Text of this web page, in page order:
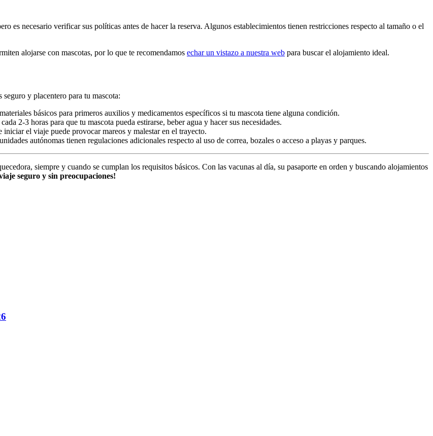
es necesario verificar sus políticas antes de hacer la reserva. Algunos establecimientos tienen restricciones respecto al tamaño o el
alojarse con mascotas, por lo que te recomendamos echar un vistazo a nuestra web para buscar el alojamiento ideal.
y placentero para tu mascota:
básicos para primeros auxilios y medicamentos específicos si tu mascota tiene alguna condición.
2-3 horas para que tu mascota pueda estirarse, beber agua y hacer sus necesidades.
iniciar el viaje puede provocar mareos y malestar en el trayecto.
autónomas tienen regulaciones adicionales respecto al uso de correa, bozales o acceso a playas y parques.
siempre y cuando se cumplan los requisitos básicos. Con las vacunas al día, su pasaporte en orden y buscando alojamientos
seguro y sin preocupaciones!